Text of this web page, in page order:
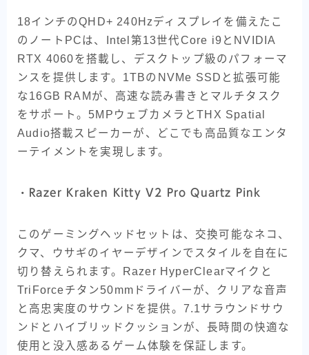
18インチのQHD+ 240Hzディスプレイを備えたこ
のノートPCは、Intel第13世代Core i9とNVIDIA
RTX 4060を搭載し、デスクトップ級のパフォーマ
ンスを提供します。1TBのNVMe SSDと拡張可能
な16GB RAMが、高速な読み書きとマルチタスク
をサポート。5MPウェブカメラとTHX Spatial
Audio搭載スピーカーが、どこでも高品質なエンタ
ーテイメントを実現します。
・ Razer Kraken Kitty V2 Pro Quartz Pink
このゲーミングヘッドセットは、交換可能なネコ、
クマ、ウサギのイヤーデザインでスタイルを自在に
切り替えられます。Razer HyperClearマイクと
TriForceチタン50mmドライバーが、クリアな音声
と高忠実度のサウンドを提供。7.1サラウンドサウ
ンドとハイブリッドクッションが、長時間の快適な
使用と没入感あるゲーム体験を保証します。